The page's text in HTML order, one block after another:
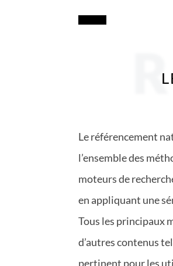
Le référencement
l’ensemble des
moteurs de
en appliquant une
Tous les principaux
d’autres contenus
pertinent pour les